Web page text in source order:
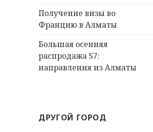
Получение визы во
Францию в Алматы
Большая осенняя
распродажа S7:
направления из Алматы
ДРУГОЙ ГОРОД